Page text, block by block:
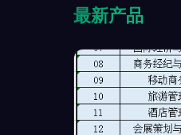
最新产品